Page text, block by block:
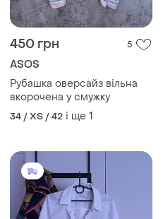
450 грн 5
ASOS
Рубашка оверсайз вільна
вкорочена у смужку
34 / XS / 42 і ще 1